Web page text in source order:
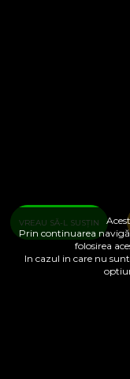
Prin continuarea
folosirea
In cazul in care nu
VREAU SĂ-L SUSȚIN